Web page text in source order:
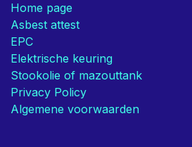
Home page
Asbest attest
EPC
Elektrische keuring
Stookolie of mazouttank
Privacy Policy
Algemene voorwaarden